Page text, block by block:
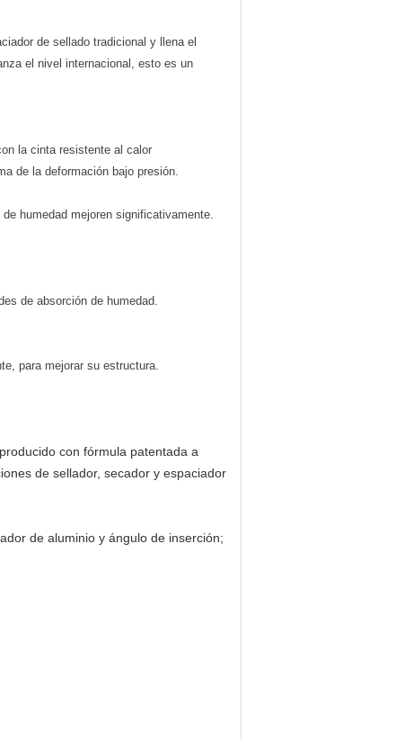
de sellado tradicional y llena el
el nivel internacional, esto es un
la cinta resistente al calor
de la deformación bajo presión.
humedad mejoren significativamente.
de absorción de humedad.
para mejorar su estructura.
con fórmula patentada a
de sellador, secador y espaciador
de aluminio y ángulo de inserción;